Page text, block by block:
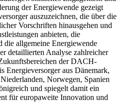
der Energiewende gezeigt
auszuzeichnen, die über die
Vorschriften hinausgehen und
anbieten, die
die allgemeine Energiewende
detaillierten Analyse zahlreicher
der DACH-
Energieversorger aus Dänemark,
Norwegen, Spanien
und spiegelt damit ein
für europaweite Innovation und